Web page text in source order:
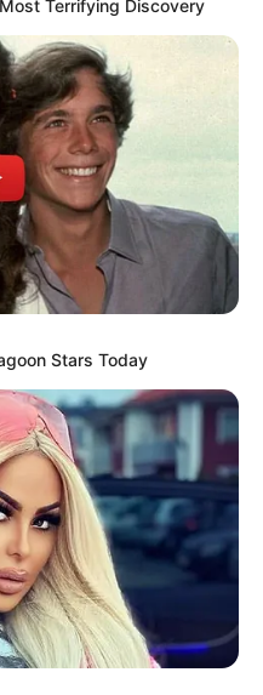
Bagai
Remaja
Terrifying Discovery
Stars Today